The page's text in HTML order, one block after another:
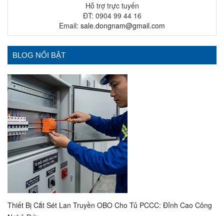
Hỗ trợ trực tuyến
ĐT: 0904 99 44 16
Email: sale.dongnam@gmail.com
BLOG NỔI BẬT
Thiết Bị Cắt Sét Lan Truyền OBO Cho Tủ PCCC: Đỉnh Cao Công